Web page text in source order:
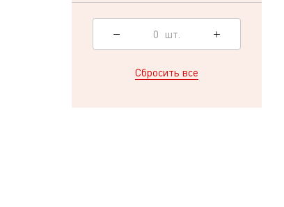
0 шт.
Сбросить все